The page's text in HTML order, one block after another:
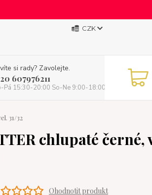
CZK
si rady? Zavolejte.
607976211
Pá 15:30-20:00 So-Ne 9:00-18:00)
31/32
chlupaté černé,
Ohodnotit produkt